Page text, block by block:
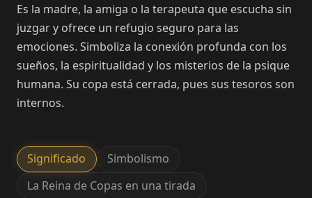
Es la madre, la amiga o la terapeuta que escucha sin
juzgar y ofrece un refugio seguro para las
emociones. Simboliza la conexión profunda con los
sueños, la espiritualidad y los misterios de la psique
humana. Su copa está cerrada, pues sus tesoros son
internos.
Significado
Simbolismo
La Reina de Copas en una tirada